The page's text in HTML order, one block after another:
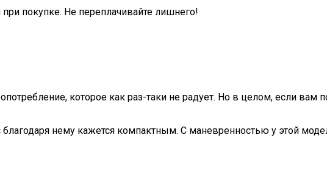
покупке. Не переплачивайте лишнего!
которое как раз-таки не радует. Но в целом, если
нему кажется компактным. С маневренностью у этой